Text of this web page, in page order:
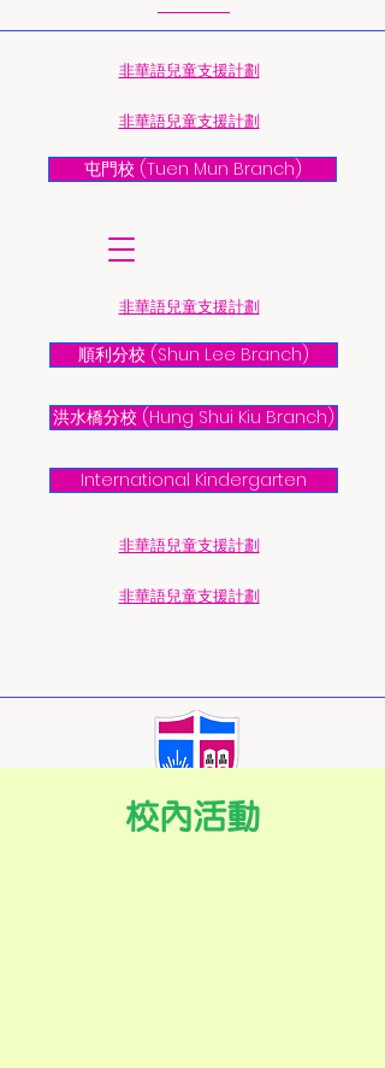
​非華語兒童支援計劃
​非華語兒童支援計劃
屯門校 (Tuen Mun Branch)
​非華語兒童支援計劃
順利分校 (Shun Lee Branch)
洪水橋分校 (Hung Shui Kiu Branch)
International Kindergarten
​非華語兒童支援計劃
​非華語兒童支援計劃
校內活動